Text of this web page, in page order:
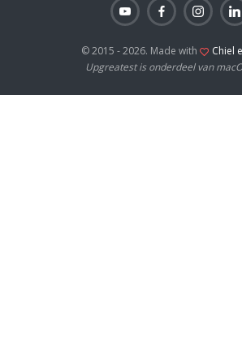
© 2015 - 2026. Made with
Chiel
Upgreatest is onderdeel van